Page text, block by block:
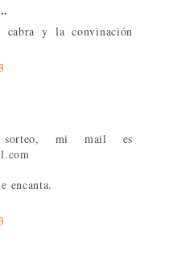
cabra y la convinación
mi mail es
encanta.